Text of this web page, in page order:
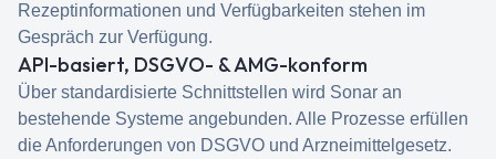
Rezeptinformationen und Verfügbarkeiten stehen im
Gespräch zur Verfügung.
API-basiert, DSGVO- & AMG-konform
Über standardisierte Schnittstellen wird Sonar an
bestehende Systeme angebunden. Alle Prozesse erfüllen
die Anforderungen von DSGVO und Arzneimittelgesetz.